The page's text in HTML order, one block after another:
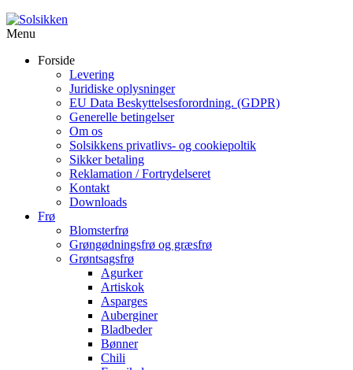
Menu
Forside
Levering
Juridiske oplysninger
EU Data Beskyttelsesforordning. (GDPR)
Generelle betingelser
Om os
Solsikkens privatlivs- og cookiepoltik
Sikker betaling
Reklamation / Fortrydelseret
Kontakt
Downloads
Frø
Blomsterfrø
Grøngødningsfrø og græsfrø
Grøntsagsfrø
Agurker
Artiskok
Asparges
Auberginer
Bladbeder
Bønner
Chili